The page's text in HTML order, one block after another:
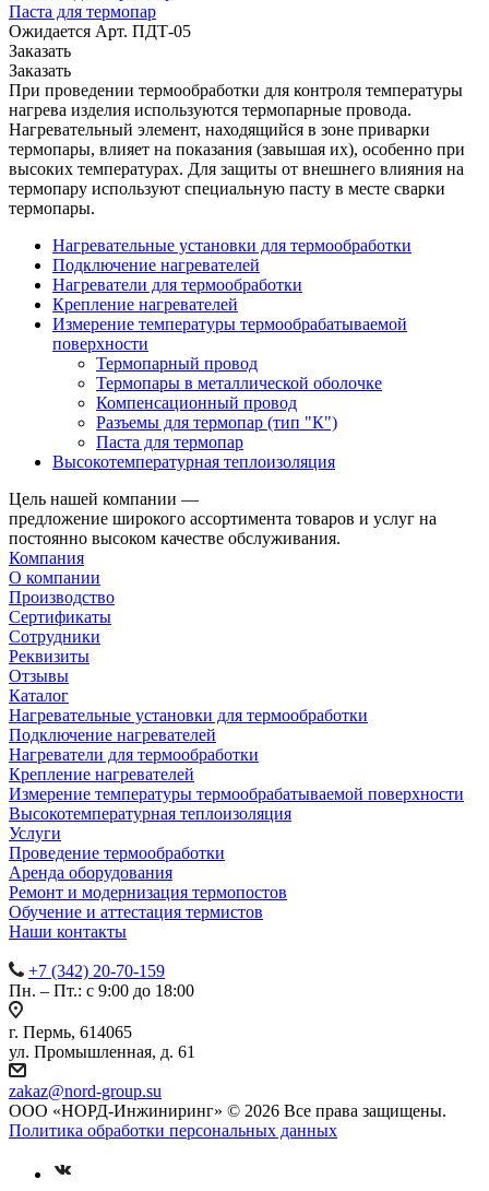
Паста для термопар
Ожидается Арт. ПДТ-05
Заказать
Заказать
При проведении термообработки для контроля температуры
нагрева изделия используются термопарные провода.
Нагревательный элемент, находящийся в зоне приварки
термопары, влияет на показания (завышая их), особенно при
высоких температурах. Для защиты от внешнего влияния на
термопару используют специальную пасту в месте сварки
термопары.
Нагревательные установки для термообработки
Подключение нагревателей
Нагреватели для термообработки
Крепление нагревателей
Измерение температуры термообрабатываемой
поверхности
Термопарный провод
Термопары в металлической оболочке
Компенсационный провод
Разъемы для термопар (тип "К")
Паста для термопар
Высокотемпературная теплоизоляция
Цель нашей компании —
предложение широкого ассортимента товаров и услуг на
постоянно высоком качестве обслуживания.
Компания
О компании
Производство
Сертификаты
Сотрудники
Реквизиты
Отзывы
Каталог
Нагревательные установки для термообработки
Подключение нагревателей
Нагреватели для термообработки
Крепление нагревателей
Измерение температуры термообрабатываемой поверхности
Высокотемпературная теплоизоляция
Услуги
Проведение термообработки
Аренда оборудования
Ремонт и модернизация термопостов
Обучение и аттестация термистов
Наши контакты
+7 (342) 20-70-159
Пн. – Пт.: с 9:00 до 18:00
г. Пермь, 614065
ул. Промышленная, д. 61
zakaz@nord-group.su
ООО «НОРД-Инжиниринг» © 2026 Все права защищены.
Политика обработки персональных данных